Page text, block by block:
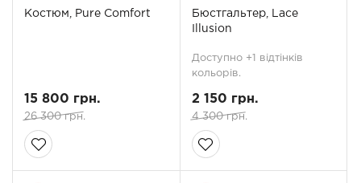
Костюм, Pure Comfort
15 800 грн.
26 300 грн.
Бюстгальтер, Lace
Illusion
Доступно +1 відтінків
кольорів.
2 150 грн.
4 300 грн.